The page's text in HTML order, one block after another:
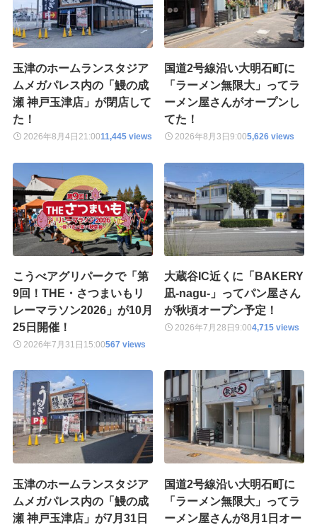
玉津のホームランスタジア
ムメガパレス内の「鰻の成
瀬 神戸玉津店」が閉店して
た！
2026年8月4日 21:0011,445 views
国道2号線沿い大明石町に
「ラーメン無限大」ってラ
ーメン屋さんがオープンし
てた！
2026年8月3日9:005,626 views
こうべアグリパークで「第
9回！THE・さつまいもリ
レーマラソン2026」が10月
25日開催！
2026年7月31日 15:00567 views
大蔵谷IC近くに「BAKERY
凪-nagu-」ってパン屋さん
が秋頃オープン予定！
2026年7月28日9:004,715 views
玉津のホームランスタジア
ムメガパレス内の「鰻の成
瀬 神戸玉津店」が7月31日
国道2号線沿い大明石町に
「ラーメン無限大」ってラ
ーメン屋さんが8月1日オー